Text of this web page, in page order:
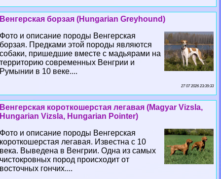
Венгерская борзая (Hungarian Greyhound)
Фото и описание породы Венгерская
борзая. Предками этой породы являются
собаки, пришедшие вместе с мадьярами на
территорию современных Венгрии и
Румынии в 10 веке....
27 07 2026 23:39:33
Венгерская короткошерстая легавая (Magyar Vizsla,
Hungarian Vizsla, Hungarian Pointer)
Фото и описание породы Венгерская
короткошерстая легавая. Известна с 10
века. Выведена в Венгрии. Одна из самых
чистокровных пород происходит от
восточных гончих....